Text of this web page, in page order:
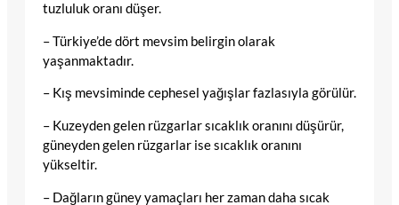
tuzluluk oranı düşer.
– Türkiye’de dört mevsim belirgin olarak
yaşanmaktadır.
– Kış mevsiminde cephesel yağışlar fazlasıyla görülür.
– Kuzeyden gelen rüzgarlar sıcaklık oranını düşürür,
güneyden gelen rüzgarlar ise sıcaklık oranını
yükseltir.
– Dağların güney yamaçları her zaman daha sıcak